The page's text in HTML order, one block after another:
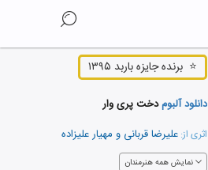
⭐ برنده جایزه باربد ۱۳۹۵
دانلود آلبومدخت پری وار
اثری از: علیرضا قربانی و مهیار علیزاده
نمایش همه هنرمندان